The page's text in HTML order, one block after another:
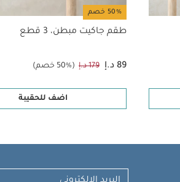
50% خصم
طقم جاكيت مبطن، 3 قطع
89 د.إ 179 د.إ (50% خصم)
اضف للحقيبة